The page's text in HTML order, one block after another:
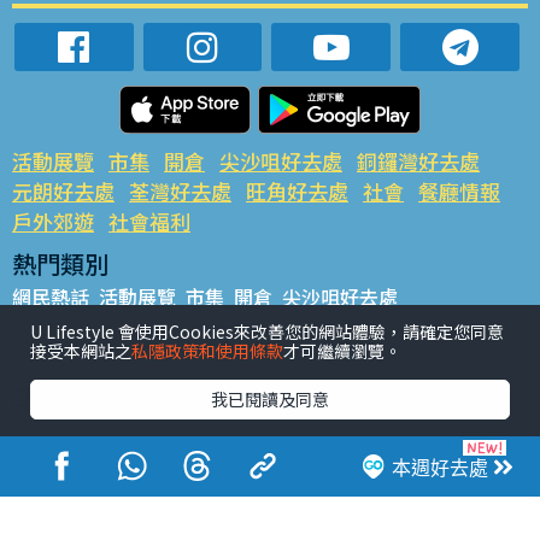
本週好去處
活動展覽 市集 開倉 尖沙咀好去處 銅鑼灣好去處
元朗好去處 荃灣好去處 旺角好去處 社會 餐廳情報
戶外郊遊 社會福利
熱門類別
網民熱話 活動展覽 市集 開倉 尖沙咀好去處
銅鑼灣好去處 元朗好去處 荃灣好去處 旺角好去處 社會
餐廳情報 戶外郊遊
熱門標籤
#UGO搵好去處 #人氣活動推介 #美食社群熱話
#親子玩樂好去處
#ULifestyle應用程式
#限時搶
#UJetso禮物放送
#ULifestyle商戶中心 #著數 #網絡熱話
U Lifestyle 會使用Cookies來改善您的網站體驗，請確定您同意
接受本網站之私隱政策和使用條款才可繼續瀏覽。
我已閱讀及同意